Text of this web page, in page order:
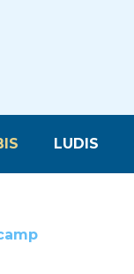
LUDIS